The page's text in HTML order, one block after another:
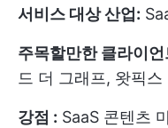
서비스 대상 산업:
주목할만한 클라이언
드 더 그래프, 왓픽스
강점 : SaaS 콘텐츠